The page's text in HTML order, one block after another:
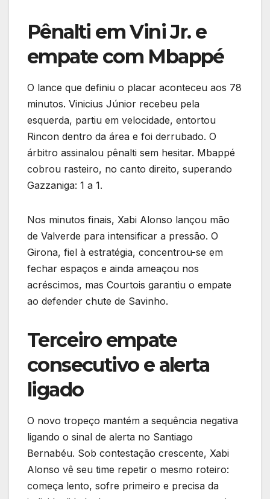
Pênalti em Vini Jr. e
empate com Mbappé
O lance que definiu o placar aconteceu aos 78
minutos. Vinicius Júnior recebeu pela
esquerda, partiu em velocidade, entortou
Rincon dentro da área e foi derrubado. O
árbitro assinalou pênalti sem hesitar. Mbappé
cobrou rasteiro, no canto direito, superando
Gazzaniga: 1 a 1.
Nos minutos finais, Xabi Alonso lançou mão
de Valverde para intensificar a pressão. O
Girona, fiel à estratégia, concentrou-se em
fechar espaços e ainda ameaçou nos
acréscimos, mas Courtois garantiu o empate
ao defender chute de Savinho.
Terceiro empate
consecutivo e alerta
ligado
O novo tropeço mantém a sequência negativa
ligando o sinal de alerta no Santiago
Bernabéu. Sob contestação crescente, Xabi
Alonso vê seu time repetir o mesmo roteiro:
começa lento, sofre primeiro e precisa da